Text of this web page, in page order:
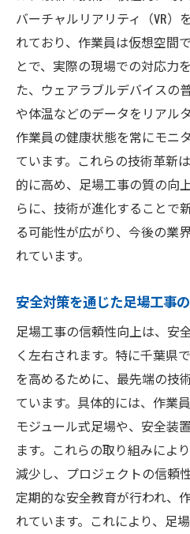
バーチャルリアリティ（VR）
れており、作業員は仮想空間
とで、実際の現場での対応力
た、ウェアラブルデバイスの
や体温などのデータをリアル
作業員の健康状態を常にモニ
ています。これらの技術革新
的に高め、足場工事の質の向
らに、技術が進化することで
る可能性が広がり、今後の業
れています。
安全対策を通じた足場工事
足場工事の信頼性向上は、安
く左右されます。特に千葉県
を高めるために、最先端の技
ています。具体的には、作業
モジュール式足場や、安全装
ます。これらの取り組みによ
減少し、プロジェクトの信頼
定期的な安全教育が行われ、
れています。これにより、足